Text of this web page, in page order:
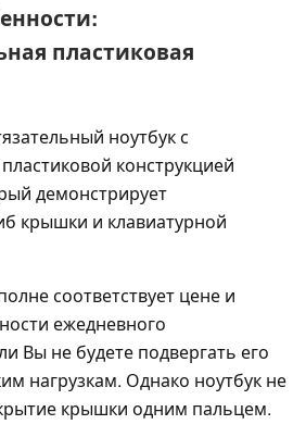
пластиковая
ноутбук с
конструкцией
демонстрирует
крышки и клавиатурной
соответствует цене и
ежедневного
Вы не будете подвергать его
нагрузкам. Однако ноутбук не
крышки одним пальцем.